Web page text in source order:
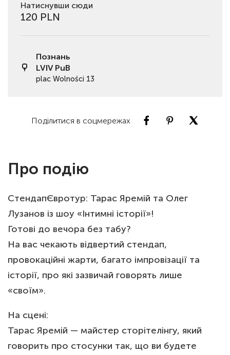
Натиснувши сюди
120 PLN
Познань
LVIV PuB
plac Wolności 13
Поділитися в соцмережах
Про подію
СтендапЄвротур: Тарас Яремій та Олег
Лузанов із шоу «Інтимні історії»!
Готові до вечора без табу?
На вас чекають відвертий стендап,
провокаційні жарти, багато імпровізації та
історії, про які зазвичай говорять лише
«своїм».
На сцені:
Тарас Яремій — майстер сторітелінгу, який
говорить про стосунки так, що ви будете